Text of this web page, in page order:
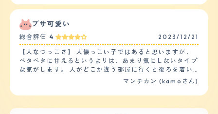
ん。 猫なのでカットはしてません。 今のところ健康に問
病院に行きますが、いつも特に心配ないとのことで、数日
後には自然に治っています。まだ３歳くらいなので、定期
的な健康診断は行っておりませんので、投薬も必要はあり
ません。 【鳴き声】 ほとんど鳴くことはありませんが、
ご飯の時間になったら夕方５時頃には、はっきり「ごは
ん」「ごはーん」と言って甘噛みしてきます。最初きいた
ことは一切なく「ごはん」のみです。 【総評】 元々おだ
やかなマンチカンということを聞いていた通りです、 茶
が家でくつろいでいました 猫なので基本的には散歩しま
せんが マンチカンなので運動量はそんなに必要ないと思
います 大きめのキャットタワーを昇り降りしてます 【お
手入れ】 うちの子はマンチカンの短毛種です 質感はさわ
るととても滑らかです シャンプーの頻度は1週間に1回程
度です その変わりブラッシングをこまめにしております
抜け毛は換毛期になると結構溜まります ブラッシングす
るだけで絡みつく毛が2、3本あります カットは正直なと
ときが ときどきあります。 慢性的なものではないので安
たいです～」というような か細い声で鳴いて甘えていま
トの中に入ってきて人間の温もりを使って「ゴロゴロ」と
鳴きます。子供たちにも人懐っこさを見せ、子供たちの身
体や持ち物に自分の匂いを一生懸命にこすりつけていま
す。 【落ち着き】 落ち着きはあまりないように思いま
す。一緒に飼っている他の猫より、物事に対する興味が強
く、来客や車の音、外の猫やカラスの気配に対してすぐに
反応をして窓際の場所に見に行きます。いまだに小さい時
の様におもちゃで遊ぶことを催促されます。 【しつけや
腹がすいたら「ニャーニャー」とエサの催促をするのに対
ブサ可愛い
総合評価 4 2023/12/21
【人なつっこさ】 人懐っこい子ではあると思いますが、
ベタベタに甘えるというよりは、あまり気にしないタイプ
な気がします。 人がどこか違う部屋に行くと後ろを着い
てきたりしますが、いつの間にかシレっと居なくなってい
す。 お客様が来ると、特に逃げる事もなく普通にリビン
マンチカン (kamoさん)